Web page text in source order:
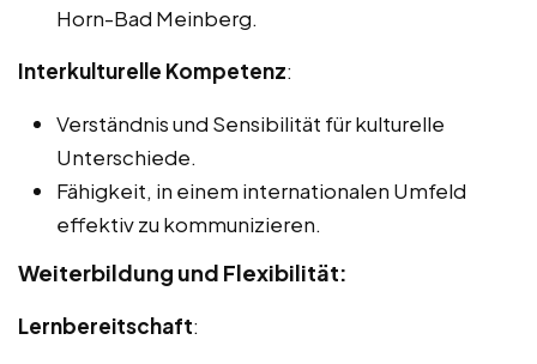
Horn-Bad Meinberg.
Interkulturelle Kompetenz:
Verständnis und Sensibilität für kulturelle
Unterschiede.
Fähigkeit, in einem internationalen Umfeld
effektiv zu kommunizieren.
Weiterbildung und Flexibilität:
Lernbereitschaft: